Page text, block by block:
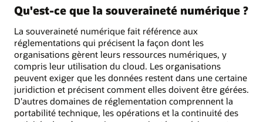
Qu'est-ce que la souveraineté numérique ?
La souveraineté numérique fait référence aux
réglementations qui précisent la façon dont les
organisations gèrent leurs ressources numériques, y
compris leur utilisation du cloud. Les organisations
peuvent exiger que les données restent dans une certaine
juridiction et précisent comment elles doivent être gérées.
D'autres domaines de réglementation comprennent la
portabilité technique, les opérations et la continuité des